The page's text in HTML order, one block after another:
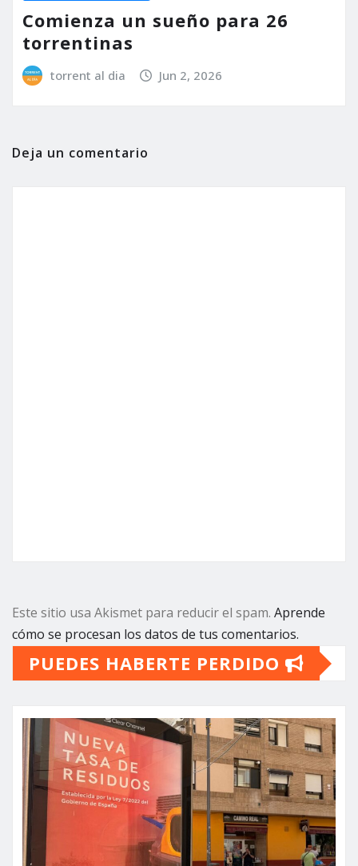
Comienza un sueño para 26
torrentinas
torrent al dia Jun 2, 2026
Deja un comentario
Este sitio usa Akismet para reducir el spam. Aprende
cómo se procesan los datos de tus comentarios.
PUEDES HABERTE PERDIDO